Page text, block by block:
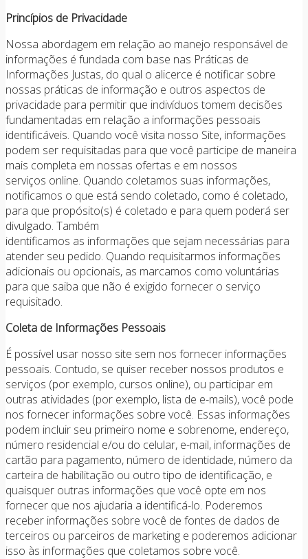
Princípios de Privacidade
Nossa abordagem em relação ao manejo responsável de
informações é fundada com base nas Práticas de
Informações Justas, do qual o alicerce é notificar sobre
nossas práticas de informação e outros aspectos de
privacidade para permitir que indivíduos tomem decisões
fundamentadas em relação a informações pessoais
identificáveis. Quando você visita nosso Site, informações
podem ser requisitadas para que você participe de maneira
mais completa em nossas ofertas e em nossos
serviços online. Quando coletamos suas informações,
notificamos o que está sendo coletado, como é coletado,
para que propósito(s) é coletado e para quem poderá ser
divulgado. Também
identificamos as informações que sejam necessárias para
atender seu pedido. Quando requisitarmos informações
adicionais ou opcionais, as marcamos como voluntárias
para que saiba que não é exigido fornecer o serviço
requisitado.
Coleta de Informações Pessoais
É possível usar nosso site sem nos fornecer informações
pessoais. Contudo, se quiser receber nossos produtos e
serviços (por exemplo, cursos online), ou participar em
outras atividades (por exemplo, lista de e-mails), você pode
nos fornecer informações sobre você. Essas informações
podem incluir seu primeiro nome e sobrenome, endereço,
número residencial e/ou do celular, e-mail, informações de
cartão para pagamento, número de identidade, número da
carteira de habilitação ou outro tipo de identificação, e
quaisquer outras informações que você opte em nos
fornecer que nos ajudaria a identificá-lo. Poderemos
receber informações sobre você de fontes de dados de
terceiros ou parceiros de marketing e poderemos adicionar
isso às informações que coletamos sobre você.